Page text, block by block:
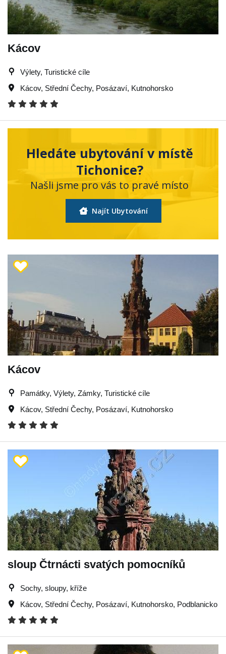
Kácov
Výlety, Turistické cíle
Kácov, Střední Čechy, Posázaví, Kutnohorsko
Hledáte ubytování v místě
Tichonice?
Našli jsme pro vás to pravé místo
Najít Ubytování
Kácov
Památky, Výlety, Zámky, Turistické cíle
Kácov, Střední Čechy, Posázaví, Kutnohorsko
sloup Čtrnácti svatých pomocníků
Sochy, sloupy, kříže
Kácov, Střední Čechy, Posázaví, Kutnohorsko, Podblanicko